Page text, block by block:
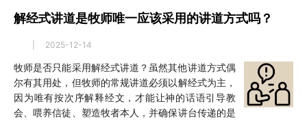
解经式讲道是牧师唯一应该采用的讲道方式吗？
2025-12-14
牧师是否只能采用解经式讲道？虽然其他讲道方式偶
尔有其用处，但牧师的常规讲道必须以解经式为主，
因为唯有按次序解释经文，才能让神的话语引导教
会、喂养信徒、塑造牧者本人，并确保讲台传递的是